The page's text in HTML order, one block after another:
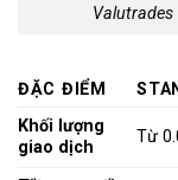
ĐẶC ĐIỂM
Khối lượng
giao dịch
Từ